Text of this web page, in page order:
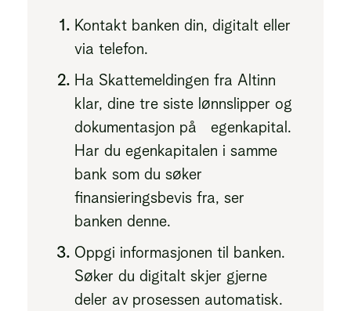
Kontakt banken din, digitalt eller
via telefon.
Ha Skattemeldingen fra Altinn
klar, dine tre siste lønnslipper og
dokumentasjon på egenkapital.
Har du egenkapitalen i samme
bank som du søker
finansieringsbevis fra, ser
banken denne.
Oppgi informasjonen til banken.
Søker du digitalt skjer gjerne
deler av prosessen automatisk.